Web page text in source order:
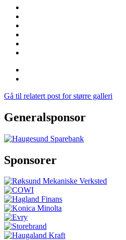
Gå til relatert post for større galleri
Generalsponsor
Sponsorer